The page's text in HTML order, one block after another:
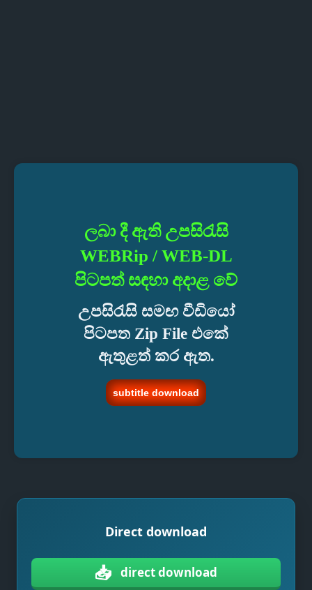
ලබා දී ඇති උපසිරැසි
WEBRip / WEB-DL
පිටපත් සඳහා අදාළ වේ
උපසිරැසි සමඟ වීඩියෝ
පිටපත Zip File එකේ
ඇතුළත් කර ඇත.
subtitle download
Direct download
📥 direct download